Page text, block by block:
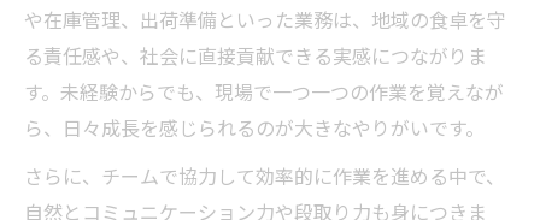
や在庫管理、出荷準備といった業務は、地域の食卓を守
る責任感や、社会に直接貢献できる実感につながりま
す。未経験からでも、現場で一つ一つの作業を覚えなが
ら、日々成長を感じられるのが大きなやりがいです。
さらに、チームで協力して効率的に作業を進める中で、
自然とコミュニケーション力や段取り力も身につきま